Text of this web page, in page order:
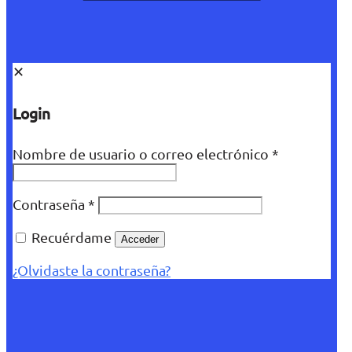
✕
Login
Nombre de usuario o correo electrónico *
Contraseña *
Recuérdame
Acceder
¿Olvidaste la contraseña?